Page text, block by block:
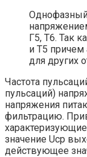
Г5, Т6. Так
и Т5 причем
для других
Частота
пульсаций)
напряжения
фильтрацию.
значение Ucp
действующее